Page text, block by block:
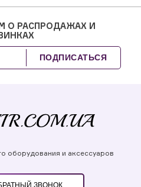
О РАСПРОДАЖАХ И
ПОДПИСАТЬСЯ
оборудования и аксессуаров
ЗВОНОК